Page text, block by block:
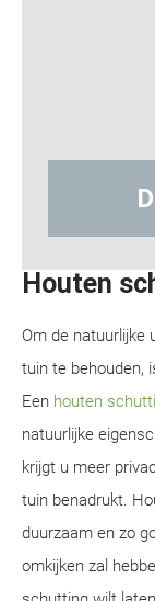
Houten
Om de natuurlijke
tuin te behouden,
Een houten
natuurlijke
krijgt u meer
tuin benadrukt.
duurzaam en zo
omkijken zal